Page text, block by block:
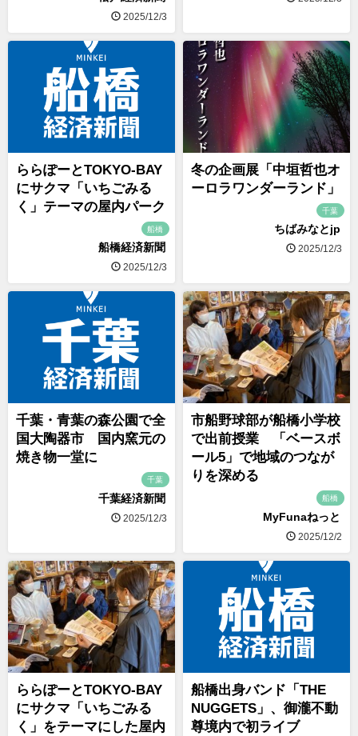
2025/12/3
ららぽーとTOKYO-BAY
にサクマ「いちごみる
く」テーマの屋内パーク
船橋
船橋経済新聞
2025/12/3
冬の企画展「中垣哲也オ
ーロラワンダーランド」
千葉
ちばみなとjp
2025/12/3
千葉・青葉の森公園で全
国大陶器市 国内窯元の
焼き物一堂に
千葉
千葉経済新聞
2025/12/3
市船野球部が船橋小学校
で出前授業 「ベースボ
ール5」で地域のつなが
りを深める
船橋
MyFunaねっと
2025/12/2
ららぽーとTOKYO-BAY
にサクマ「いちごみる
く」をテーマにした屋内
船橋出身バンド「THE
NUGGETS」、御瀧不動
尊境内で初ライブ